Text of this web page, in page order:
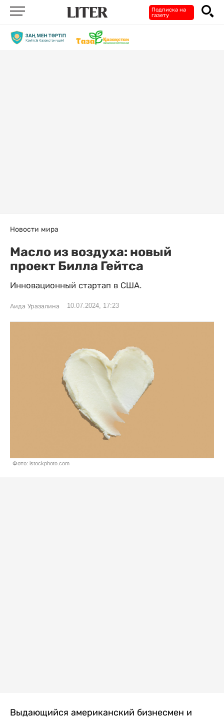
Подписка на
газету
Новости мира
Масло из воздуха: новый
проект Билла Гейтса
Инновационный стартап в США.
Аида Уразалина 10.07.2024, 17:23
Фото: istockphoto.com
Выдающийся американский бизнесмен и